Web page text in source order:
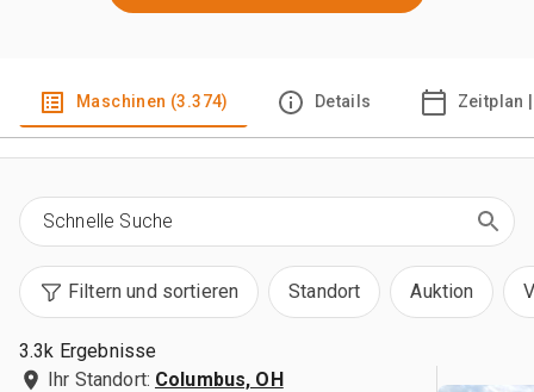
Maschinen (3.374) Details Zeitplan
Filtern und sortieren Standort Auktion
3.3k Ergebnisse
Ihr Standort: Columbus, OH